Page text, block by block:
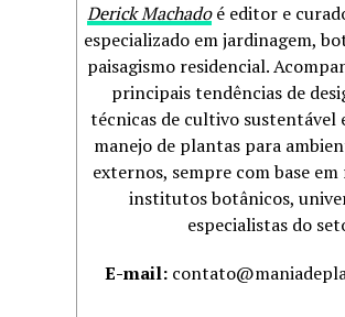
Derick Machadoé editor e
especializado em jardinagem,
paisagismo residencial.
principais tendências de
técnicas de cultivo sustentável
manejo de plantas para
externos, sempre com base
institutos botânicos,
especialistas do
E-mail: